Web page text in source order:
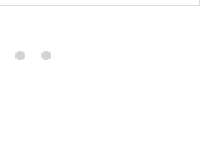
BLANCO